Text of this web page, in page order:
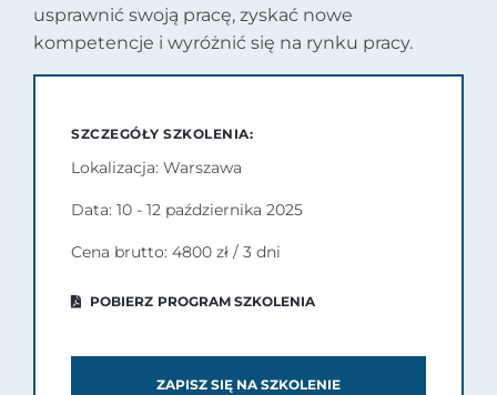
usprawnić swoją pracę, zyskać nowe
kompetencje i wyróżnić się na rynku pracy.
SZCZEGÓŁY SZKOLENIA:
Lokalizacja: Warszawa
Data: 10 - 12 października 2025
Cena brutto: 4800 zł / 3 dni
POBIERZ PROGRAM SZKOLENIA
ZAPISZ SIĘ NA SZKOLENIE